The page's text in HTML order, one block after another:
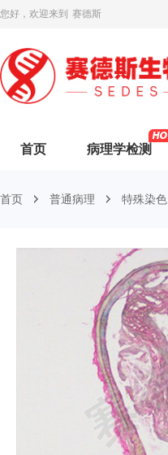
您好，欢迎来到 赛德斯
首页 病理学检测
首页 普通病理 特殊染色